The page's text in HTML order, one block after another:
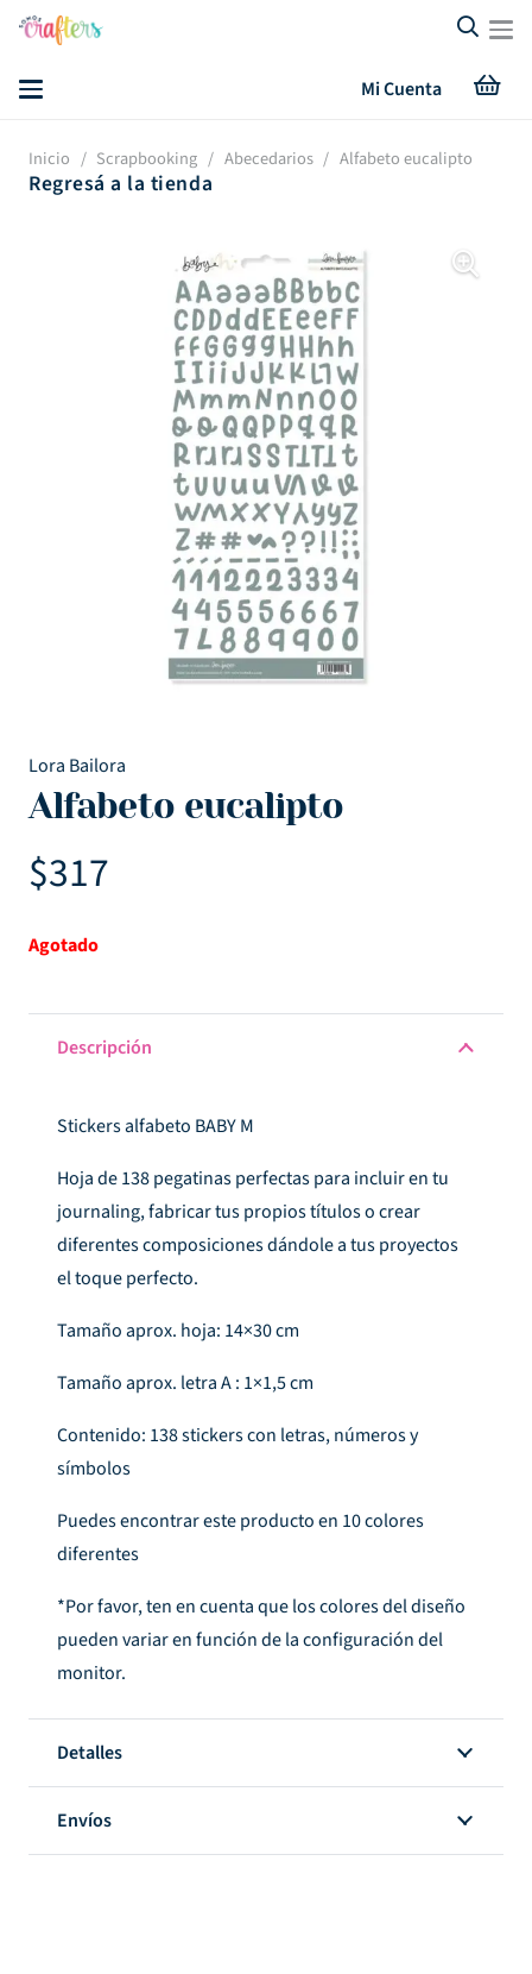
Mi Cuenta
Inicio / Scrapbooking / Abecedarios / Alfabeto eucalipto
Regresá a la tienda
Lora Bailora
Alfabeto eucalipto
$317
Agotado
Descripción
Stickers alfabeto BABY M
Hoja de 138 pegatinas perfectas para incluir en tu
journaling, fabricar tus propios títulos o crear
diferentes composiciones dándole a tus proyectos
el toque perfecto.
Tamaño aprox. hoja: 14×30 cm
Tamaño aprox. letra A : 1×1,5 cm
Contenido: 138 stickers con letras, números y
símbolos
Puedes encontrar este producto en 10 colores
diferentes
*Por favor, ten en cuenta que los colores del diseño
pueden variar en función de la configuración del
monitor.
Detalles
Envíos